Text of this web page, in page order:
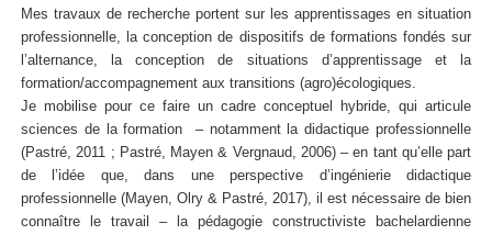
Mes travaux de recherche portent sur les apprentissages en situation
professionnelle, la conception de dispositifs de formations fondés sur
l’alternance, la conception de situations d’apprentissage et la
formation/accompagnement aux transitions (agro)écologiques.
Je mobilise pour ce faire un cadre conceptuel hybride, qui articule
sciences de la formation – notamment la didactique professionnelle
(Pastré, 2011 ; Pastré, Mayen & Vergnaud, 2006) – en tant qu’elle part
de l’idée que, dans une perspective d’ingénierie didactique
professionnelle (Mayen, Olry & Pastré, 2017), il est nécessaire de bien
connaître le travail – la pédagogie constructiviste bachelardienne